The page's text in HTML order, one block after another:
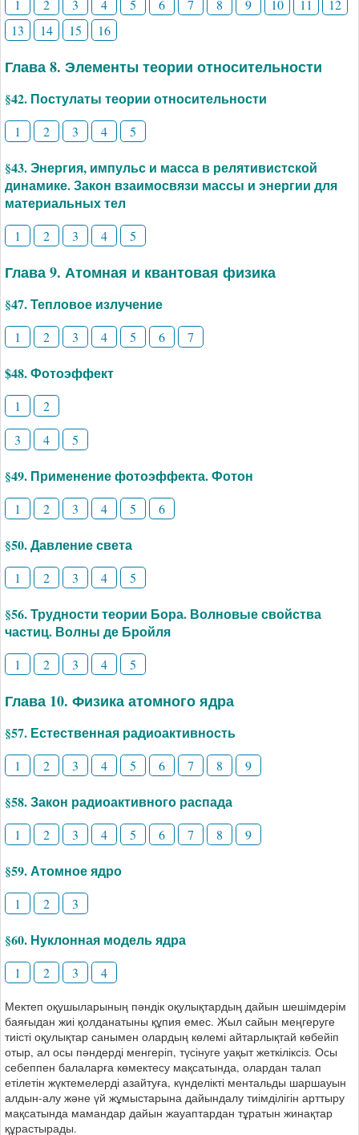
1 2 3 4 5 6 7 8 9 10 11
12
13
14 15 16
Глава 8. Элементы теории относительности
§42. Постулаты теории относительности
1 2 3 4 5
§43. Энергия, импульс и масса в релятивистской
динамике. Закон взаимосвязи массы и энергии для
материальных тел
1 2 3 4 5
Глава 9. Атомная и квантовая физика
§47. Тепловое излучение
1 2 3 4 5 6 7
$48. Фотоэффект
1
2
3
4 5
§49. Применение фотоэффекта. Фотон
1 2 3 4 5 6
§50. Давление света
1 2 3 4 5
§56. Трудности теории Бора. Волновые свойства
частиц. Волны де Бройля
1 2 3 4 5
Глава 10. Физика атомного ядра
§57. Естественная радиоактивность
1 2 3 4 5 6 7 8 9
§58. Закон радиоактивного распада
1 2 3 4 5 6 7 8 9
§59. Атомное ядро
1 2 3
§60. Нуклонная модель ядра
1 2 3 4
Мектеп оқушыларының пәндік оқулықтардың дайын шешімдерім
баяғыдан жиі қолданатыны құпия емес. Жыл сайын меңгеруге
тиісті оқулықтар санымен олардың көлемі айтарлықтай көбейіп
отыр, ал осы пәндерді менгеріп, түсінуге уақыт жеткіліксіз. Осы
себеппен балаларға көмектесу мақсатында, олардан талап
етілетін жүктемелерді азайтуға, күнделікті ментальды шаршауын
алдын-алу және үй жұмыстарына дайындалу тиімділігін арттыру
мақсатында мамандар дайын жауаптардан тұратын жинақтар
құрастырады.